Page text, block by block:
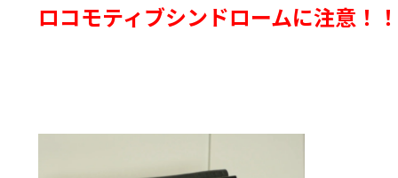
ロコモティブシンドロームに注意！！